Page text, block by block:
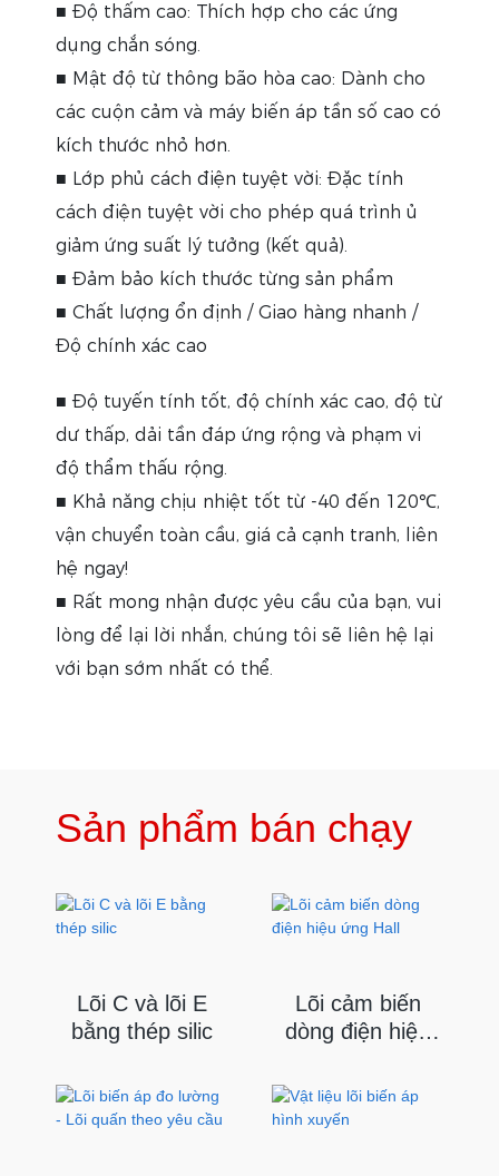
■ Độ thấm cao: Thích hợp cho các ứng
dụng chắn sóng.
■ Mật độ từ thông bão hòa cao: Dành cho
các cuộn cảm và máy biến áp tần số cao có
kích thước nhỏ hơn.
■ Lớp phủ cách điện tuyệt vời: Đặc tính
cách điện tuyệt vời cho phép quá trình ủ
giảm ứng suất lý tưởng (kết quả).
■ Đảm bảo kích thước từng sản phẩm
■ Chất lượng ổn định / Giao hàng nhanh /
Độ chính xác cao
■ Độ tuyến tính tốt, độ chính xác cao, độ từ
dư thấp, dải tần đáp ứng rộng và phạm vi
độ thẩm thấu rộng.
■ Khả năng chịu nhiệt tốt từ -40 đến 120℃,
vận chuyển toàn cầu, giá cả cạnh tranh, liên
hệ ngay!
■ Rất mong nhận được yêu cầu của bạn, vui
lòng để lại lời nhắn, chúng tôi sẽ liên hệ lại
với bạn sớm nhất có thể.
Sản phẩm bán chạy
Lõi C và lõi E
bằng thép silic
Lõi cảm biến
dòng điện hiệu